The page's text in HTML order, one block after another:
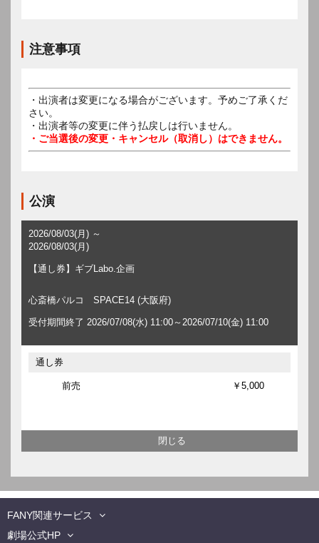
注意事項
・出演者は変更になる場合がございます。予めご了承くだ
さい。
・出演者等の変更に伴う払戻しは行いません。
・ご当選後の変更・キャンセル（取消し）はできません。
公演
2026/08/03(月) ～
2026/08/03(月)
【通し券】ギブLabo.企画
心斎橋パルコ SPACE14 (大阪府)
受付期間終了 2026/07/08(水) 11:00～2026/07/10(金) 11:00
通し券
前売 ￥5,000
FANY関連サービス
劇場公式HP